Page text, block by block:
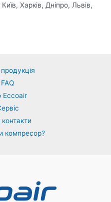
Харків, Дніпро, Львів,
FAQ
Eccoair
компресор?